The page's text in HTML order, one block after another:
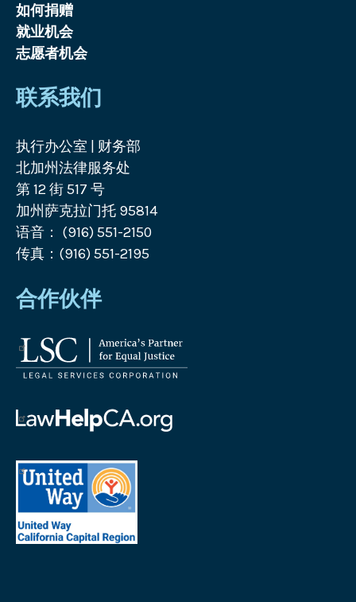
如何捐赠
就业机会
志愿者机会
联系我们
执行办公室 | 财务部
北加州法律服务处
第 12 街 517 号
加州萨克拉门托 95814
语音： (916) 551-2150
传真：(916) 551-2195
合作伙伴
法
律
务
公
徽
法
律
帮
加
州
标
加
首
府
地
区